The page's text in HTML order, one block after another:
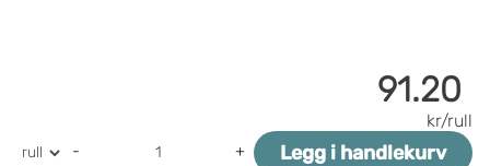
91.20
kr/rull
- + Legg i handlekurv